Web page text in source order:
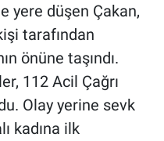
yere düşen Çakan,
tarafından
önüne taşındı.
112 Acil Çağrı
Olay yerine sevk
kadına ilk